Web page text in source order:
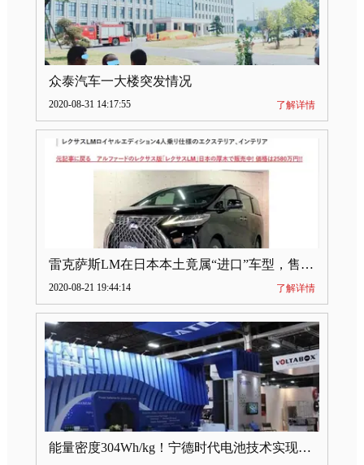
众泰汽车一大楼突发情况
2020-08-31 14:17:55 了解详情
雷克萨斯LM在日本本土竟属“进口”车型，售价2580万日元
2020-08-21 19:44:14 了解详情
能量密度304Wh/kg！宁德时代电池技术实现突破